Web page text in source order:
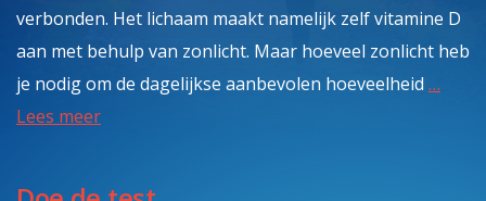
verbonden. Het lichaam maakt namelijk zelf vitamine D
aan met behulp van zonlicht. Maar hoeveel zonlicht heb
je nodig om de dagelijkse aanbevolen hoeveelheid …
Lees meer